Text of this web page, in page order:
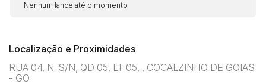
Nenhum lance até o momento
Localização e Proximidades
RUA 04, N. S/N, QD 05, LT 05, , COCALZINHO DE GOIAS
- GO.